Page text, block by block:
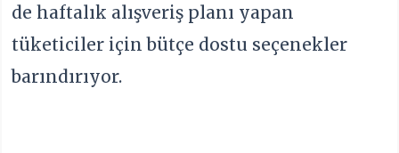
de haftalık alışveriş planı yapan
tüketiciler için bütçe dostu seçenekler
barındırıyor.